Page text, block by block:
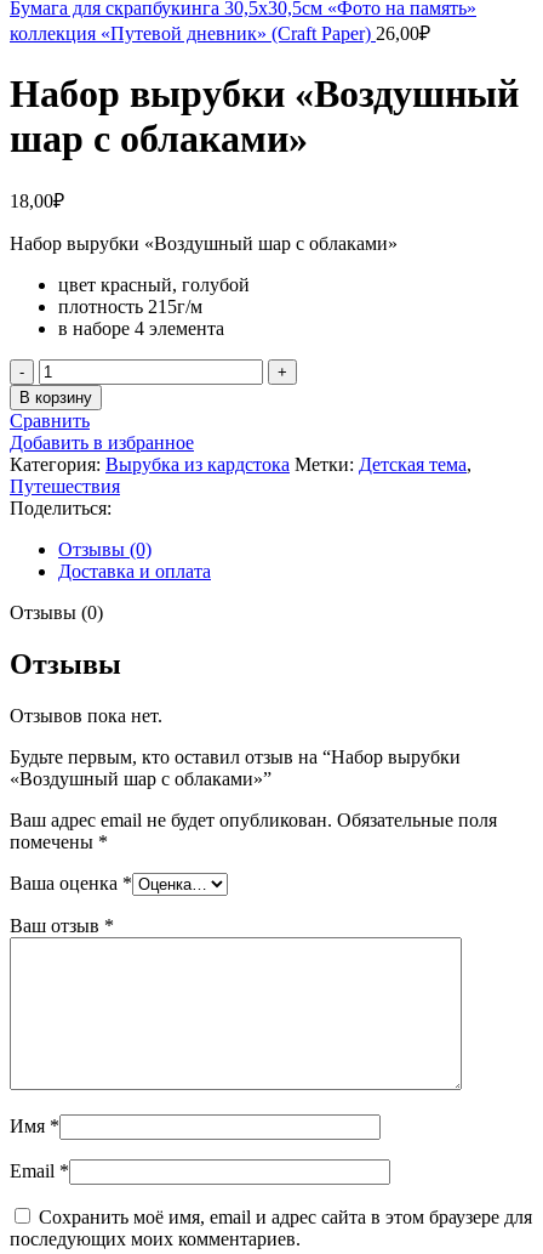
Бумага для скрапбукинга 30,5х30,5см «Фото на память»
коллекция «Путевой дневник» (Craft Paper) 26,00₽
Набор вырубки «Воздушный
шар с облаками»
18,00₽
Набор вырубки «Воздушный шар с облаками»
цвет красный, голубой
плотность 215г/м
в наборе 4 элемента
Количество
товара
Набор
вырубки
«Воздушный
шар
с
облаками»
В корзину
Сравнить
Добавить в избранное
Категория: Вырубка из кардстока Метки: Детская тема,
Путешествия
Поделиться:
Отзывы (0)
Доставка и оплата
Отзывы (0)
Отзывы
Отзывов пока нет.
Будьте первым, кто оставил отзыв на “Набор вырубки
«Воздушный шар с облаками»”
Ваш адрес email не будет опубликован. Обязательные поля
помечены *
Ваша оценка *
Ваш отзыв *
Имя *
Email *
Сохранить моё имя, email и адрес сайта в этом браузере для
последующих моих комментариев.